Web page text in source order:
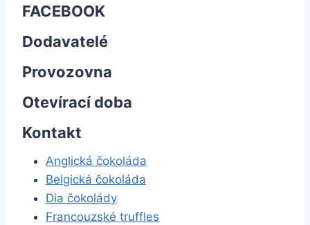
FACEBOOK
Dodavatelé
Provozovna
Otevírací doba
Kontakt
Anglická čokoláda
Belgická čokoláda
Dia čokolády
Francouzské truffles